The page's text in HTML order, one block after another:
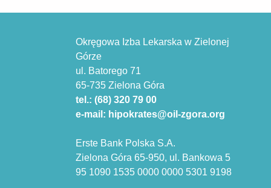
Okręgowa Izba Lekarska w Zielonej
Górze
ul. Batorego 71
65-735 Zielona Góra
tel.: (68) 320 79 00
e-mail: hipokrates@oil-zgora.org
Erste Bank Polska S.A.
Zielona Góra 65-950, ul. Bankowa 5
95 1090 1535 0000 0000 5301 9198